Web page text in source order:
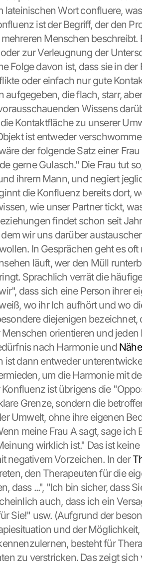
Wort confluere,
ist der Begriff, der den
Menschen beschreibt.
zur Verleugnung der
Folge davon ist, dass sie in der
oder einfach nur gute
die flach, starr,
Wissens
Kontaktfläche zu unserer
ist entweder
der folgende Satz einer Frau
gerne Gulasch." Die Frau tut
ihrem Mann, und negiert
die Konfluenz bereits dort,
wie unser Partner tickt,
findet schon seit
wir uns darüber
In Gesprächen geht es oft
läuft, wer den Müll
Sprachlich verrät die
dass sich eine Person ihrer
wo ihr Ich aufhört und wo
diejenigen bezeichnet,
orientieren und jeden
nach Harmonie und Nähe
ist dann entweder
um die Harmonie mit
ist übrigens die
Grenze, sondern die
Umwelt, ohne ihre eigenen
meine Frau A sagt, sage ich
wirklich ist." Das ist
negativem Vorzeichen. In der
den Therapeuten für die
dass ...", "Ich bin sicher, dass
auch, dass ich ein
Sie!" usw. (Aufgrund der
und der Möglichkeit,
besteht für
zu verstricken. Das zeigt sich